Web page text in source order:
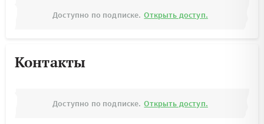
Доступно по подписке. Открыть доступ.
Контакты
Доступно по подписке. Открыть доступ.